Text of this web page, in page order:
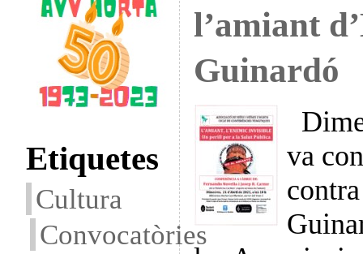
Etiquetes
Cultura
Convocatòries
l’amiant
Guinardó
va